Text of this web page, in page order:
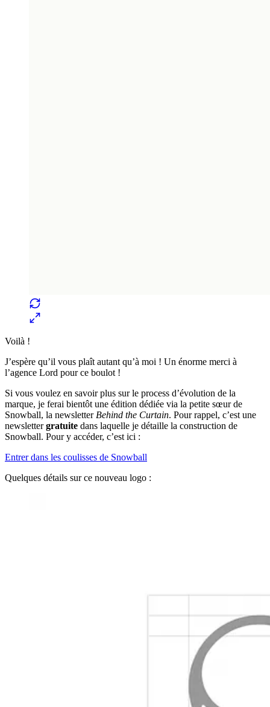
Voilà !
J’espère qu’il vous plaît autant qu’à moi ! Un énorme merci à
l’agence Lord pour ce boulot !
Si vous voulez en savoir plus sur le process d’évolution de la
marque, je ferai bientôt une édition dédiée via la petite sœur de
Snowball, la newsletter Behind the Curtain. Pour rappel, c’est une
newslettergratuite dans laquelle je détaille la construction de
Snowball. Pour y accéder, c’est ici :
Entrer dans les coulisses de Snowball
Quelques détails sur ce nouveau logo :